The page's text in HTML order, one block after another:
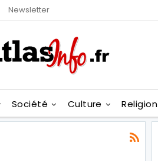
Newsletter
Société Culture Religion